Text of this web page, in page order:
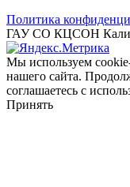
Политика
ГАУ СО КЦСОН
Мы используем
нашего сайта.
соглашаетесь с
Принять